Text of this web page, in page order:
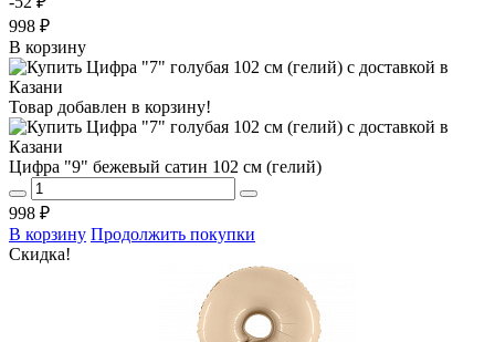
998 ₽
В корзину
Товар добавлен в корзину!
Цифра "9" бежевый сатин 102 см (гелий)
998 ₽
В корзину Продолжить покупки
Скидка!